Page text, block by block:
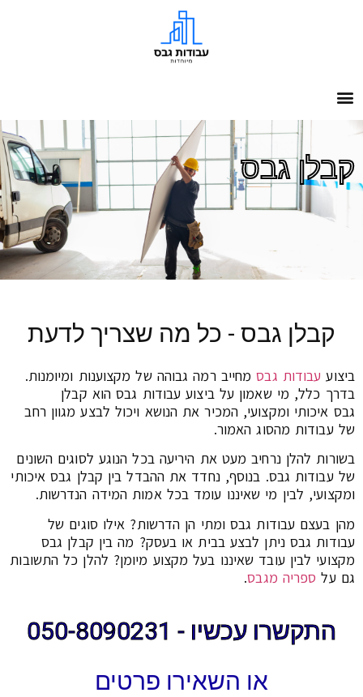
קבלן גבס
קבלן גבס - כל מה שצריך לדעת
ביצוע עבודות גבסמחייב רמה גבוהה של מקצוענות ומיומנות.
בדרך כלל, מי שאמון על ביצוע עבודות גבס הוא קבלן
גבס איכותי ומקצועי, המכיר את הנושא ויכול לבצע מגוון רחב
של עבודות מהסוג האמור.
בשורות להלן נרחיב מעט את היריעה בכל הנוגע לסוגים השונים
של עבודות גבס. בנוסף, נחדד את ההבדל בין קבלן גבס איכותי
ומקצועי, לבין מי שאיננו עומד בכל אמות המידה הנדרשות.
מהן בעצם עבודות גבס ומתי הן הדרשות? אילו סוגים של
עבודות גבס ניתן לבצע בבית או בעסק? מה בין קבלן גבס
מקצועי לבין עובד שאיננו בעל מקצוע מיומן? להלן כל התשובות
גם על ספריה מגבס.
התקשרו עכשיו - 050-8090231
או השאירו פרטים